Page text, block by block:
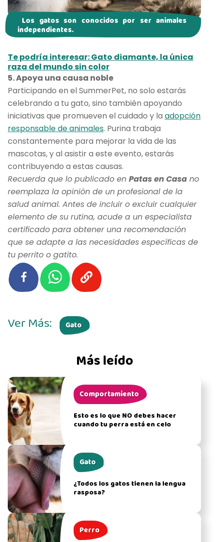
Los gatos son conocidos por ser animales
independientes.
Te podría interesar: Gato diamante, la única
raza del mundo sin color
5. Apoya una causa noble
Participando en el SummerPet, no solo estarás
celebrando a tu gato, sino también apoyando
iniciativas que promueven el cuidado y la adopción
responsable de animales. Purina trabaja
constantemente para mejorar la vida de las
mascotas, y al asistir a este evento, estarás
contribuyendo a estas causas.
Recuerda que lo publicado en Patas en Casa no
reemplaza la opinión de un profesional de la
salud animal. Antes de incluir o excluir cualquier
elemento de su rutina, acude a un especialista
certificado para obtener una recomendación
que se adapte a las necesidades específicas de
tu perrito o gatito.
Más leído
Comportamiento
Esto es lo que NO debes hacer
cuando tu perra está en celo
Gato
¿Todos los gatos tienen la lengua
rasposa?
Perro
Ver Más: Gato